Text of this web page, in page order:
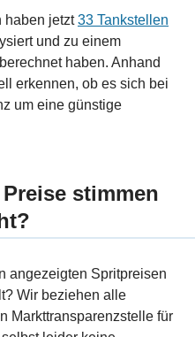
haben jetzt33 Tankstellen
und zu einem
haben. Anhand
erkennen, ob es sich bei
um eine günstige
stimmen
angezeigten Spritpreisen
Wir beziehen alle
Markttransparenzstelle für